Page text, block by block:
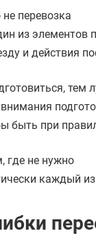
перевозка
из элементов
и действия
тем
быть при
где не нужно
каждый